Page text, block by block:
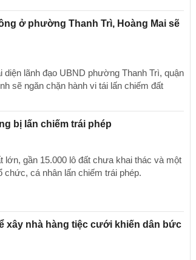
ở phường Thanh Trì, Hoàng Mai sẽ
diện lãnh đạo UBND phường Thanh Trì, quận
sẽ ngăn chặn hành vi tái lấn chiếm đất
bị lấn chiếm trái phép
lớn, gần 15.000 lô đất chưa khai thác và một
chức, cá nhân lấn chiếm trái phép.
xây nhà hàng tiệc cưới khiến dân bức